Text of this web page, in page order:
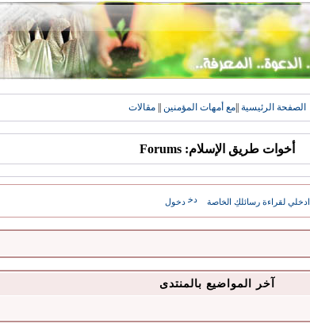
الصفحة الرئيسية مع أمهات المؤمنين مقالات
أخوات طريق الإسلام: Forums
ادخلي لقراءة رسائلكِ الخاصة دخول
آخر المواضيع بالمنتدى